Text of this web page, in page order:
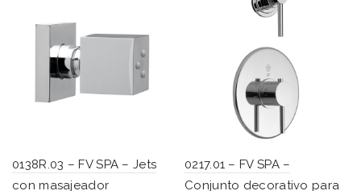
0138R.03 – FV SPA – Jets
con masajeador
0217.01 – FV SPA –
Conjunto decorativo para